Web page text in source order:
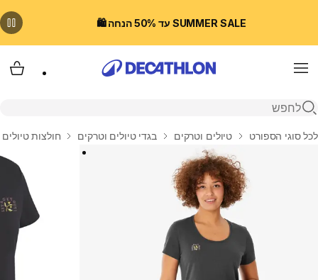
SUMMER SALE עד 50% הנחה 🛍️
Menu
פתיחת חיפוש
בית
לכל סוגי הספורט טיולים וטרקים בגדי טיולים וטרקים חולצות טיולים